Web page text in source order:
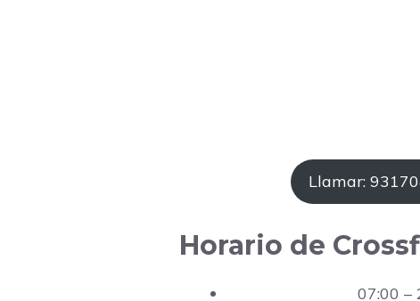
Llamar:
Horario de
07:00 –